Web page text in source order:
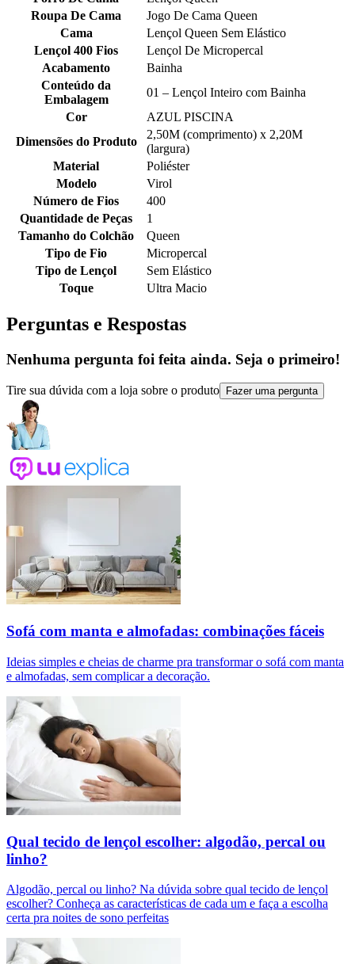
Roupa De Cama
Jogo De Cama Queen
Cama
Lençol Queen Sem Elástico
Lençol 400 Fios
Lençol De Micropercal
Acabamento
Bainha
Conteúdo da
Embalagem
01 – Lençol Inteiro com Bainha
Cor
AZUL PISCINA
Dimensões do Produto
2,50M (comprimento) x 2,20M
(largura)
Material
Poliéster
Modelo
Virol
Número de Fios
400
Quantidade de Peças
1
Tamanho do Colchão
Queen
Tipo de Fio
Micropercal
Tipo de Lençol
Sem Elástico
Toque
Ultra Macio
Perguntas e Respostas
Nenhuma pergunta foi feita ainda. Seja o primeiro!
Tire sua dúvida com a loja sobre o produto Fazer uma pergunta
Sofá com manta e almofadas: combinações fáceis
Ideias simples e cheias de charme pra transformar o sofá com manta
e almofadas, sem complicar a decoração.
Qual tecido de lençol escolher: algodão, percal ou
linho?
Algodão, percal ou linho? Na dúvida sobre qual tecido de lençol
escolher? Conheça as características de cada um e faça a escolha
certa pra noites de sono perfeitas